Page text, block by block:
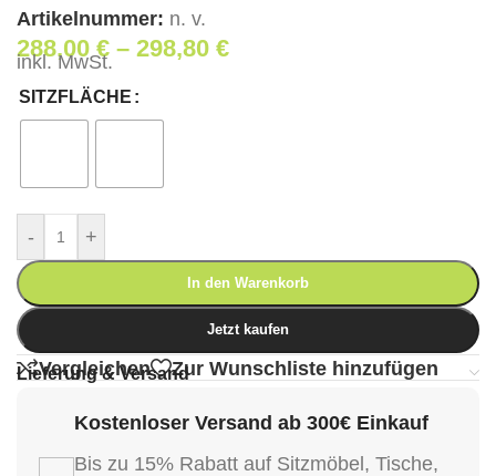
Artikelnummer: n. v.
288,00€ – 298,80 €
inkl. MwSt.
SITZFLÄCHE
- +
In den Warenkorb
Jetzt kaufen
Vergleichen Zur Wunschliste hinzufügen
Lieferung & Versand
Kostenloser Versand ab 300€ Einkauf
Bis zu 15% Rabatt auf Sitzmöbel, Tische,